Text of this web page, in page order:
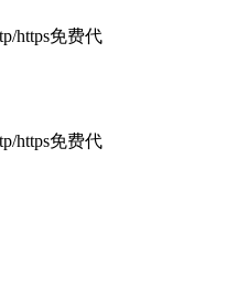
https免费代
https免费代